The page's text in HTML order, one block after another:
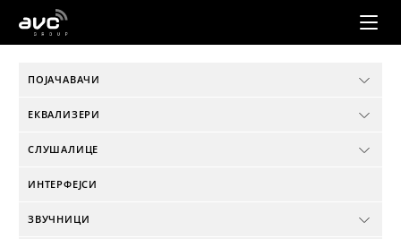
AVC
ПОЈАЧАВАЧИ
ЕКВАЛИЗЕРИ
СЛУШАЛИЦЕ
ИНТЕРФЕЈСИ
ЗВУЧНИЦИ